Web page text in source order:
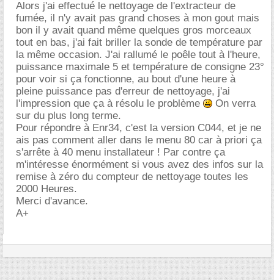
Alors j'ai effectué le nettoyage de l'extracteur de
fumée, il n'y avait pas grand choses à mon gout mais
bon il y avait quand même quelques gros morceaux
tout en bas, j'ai fait briller la sonde de température par
la même occasion. J'ai rallumé le poêle tout à l'heure,
puissance maximale 5 et température de consigne 23°
pour voir si ça fonctionne, au bout d'une heure à
pleine puissance pas d'erreur de nettoyage, j'ai
l'impression que ça à résolu le problème
On verra
sur du plus long terme.
Pour répondre à Enr34, c'est la version C044, et je ne
ais pas comment aller dans le menu 80 car à priori ça
s'arrête à 40 menu installateur ! Par contre ça
m'intéresse énormément si vous avez des infos sur la
remise à zéro du compteur de nettoyage toutes les
2000 Heures.
Merci d'avance.
A+